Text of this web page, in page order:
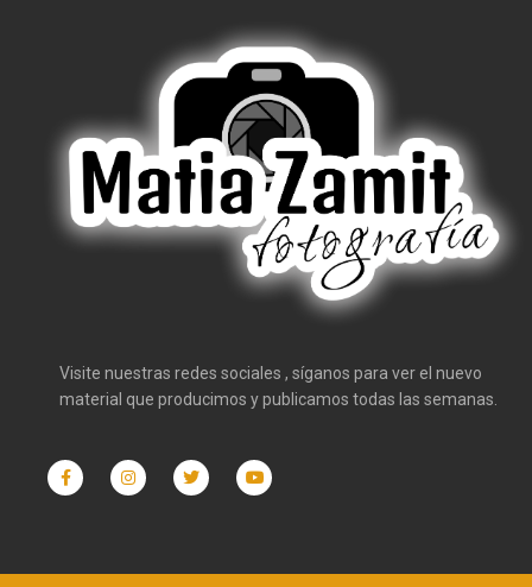
Visite nuestras redes sociales , síganos para ver el nuevo
material que producimos y publicamos todas las semanas.